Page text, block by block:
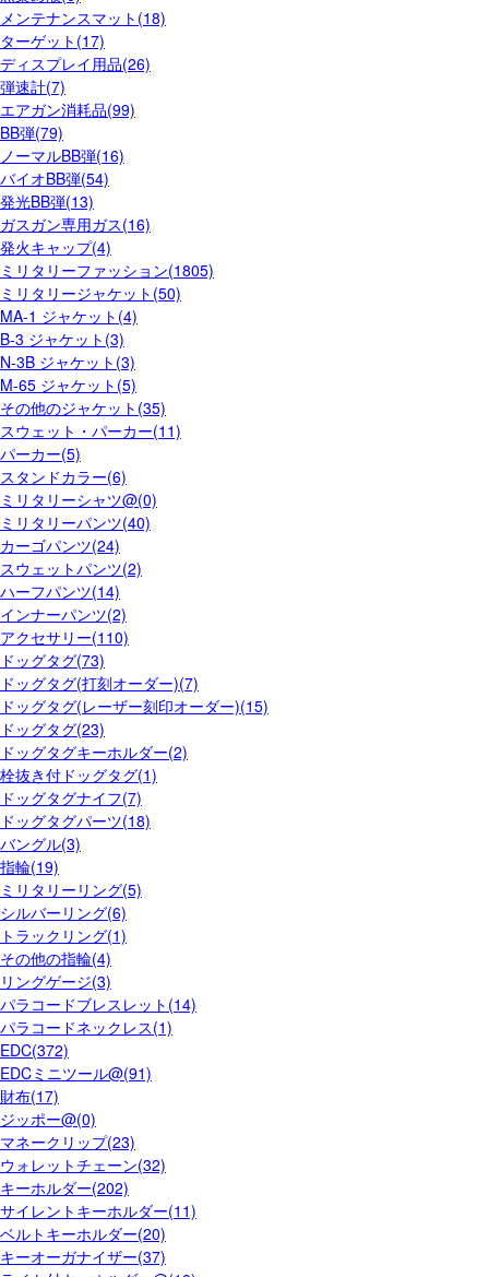
メンテナンスマット(18)
ターゲット(17)
ディスプレイ用品(26)
弾速計(7)
エアガン消耗品(99)
BB弾(79)
ノーマルBB弾(16)
バイオBB弾(54)
発光BB弾(13)
ガスガン専用ガス(16)
発火キャップ(4)
ミリタリーファッション(1805)
ミリタリージャケット(50)
MA-1 ジャケット(4)
B-3 ジャケット(3)
N-3B ジャケット(3)
M-65 ジャケット(5)
その他のジャケット(35)
スウェット・パーカー(11)
パーカー(5)
スタンドカラー(6)
ミリタリーシャツ@(0)
ミリタリーパンツ(40)
カーゴパンツ(24)
スウェットパンツ(2)
ハーフパンツ(14)
インナーパンツ(2)
アクセサリー(110)
ドッグタグ(73)
ドッグタグ(打刻オーダー)(7)
ドッグタグ(レーザー刻印オーダー)(15)
ドッグタグ(23)
ドッグタグキーホルダー(2)
栓抜き付ドッグタグ(1)
ドッグタグナイフ(7)
ドッグタグパーツ(18)
バングル(3)
指輪(19)
ミリタリーリング(5)
シルバーリング(6)
トラックリング(1)
その他の指輪(4)
リングゲージ(3)
パラコードブレスレット(14)
パラコードネックレス(1)
EDC(372)
EDCミニツール@(91)
財布(17)
ジッポー@(0)
マネークリップ(23)
ウォレットチェーン(32)
キーホルダー(202)
サイレントキーホルダー(11)
ベルトキーホルダー(20)
キーオーガナイザー(37)